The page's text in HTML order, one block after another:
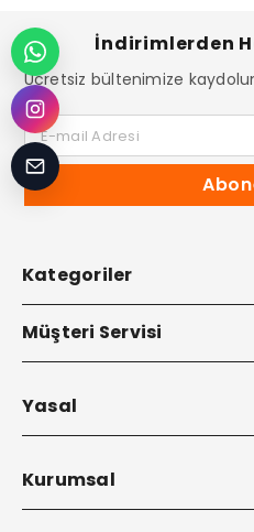
İndirimlerden
Ücretsiz bültenimize
E-mail Adresi
Kategoriler
Müşteri Servisi
Yasal
Kurumsal